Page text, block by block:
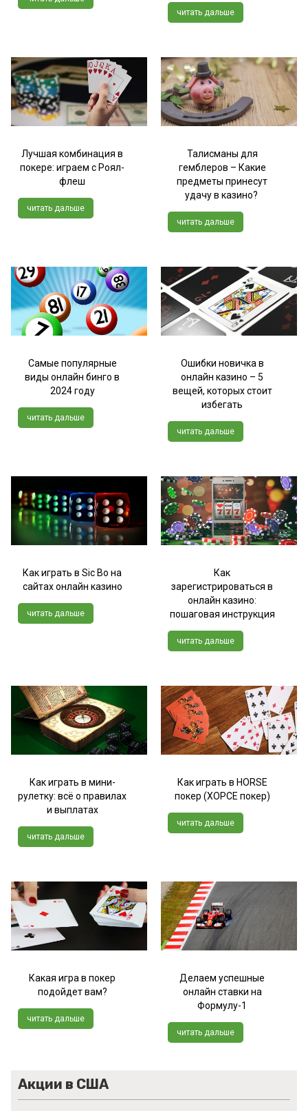
читать дальше
Лучшая комбинация в
покере: играем с Роял-
флеш
читать дальше
Талисманы для
гемблеров – Какие
предметы принесут
удачу в казино?
читать дальше
Самые популярные
виды онлайн бинго в
2024 году
читать дальше
Ошибки новичка в
онлайн казино – 5
вещей, которых стоит
избегать
читать дальше
Как играть в Sic Bo на
сайтах онлайн казино
читать дальше
Как
зарегистрироваться в
онлайн казино:
пошаговая инструкция
читать дальше
Как играть в мини-
рулетку: всё о правилах
и выплатах
читать дальше
Как играть в HORSE
покер (ХОРСЕ покер)
читать дальше
Какая игра в покер
подойдет вам?
читать дальше
Делаем успешные
онлайн ставки на
Формулу-1
читать дальше
Акции в США